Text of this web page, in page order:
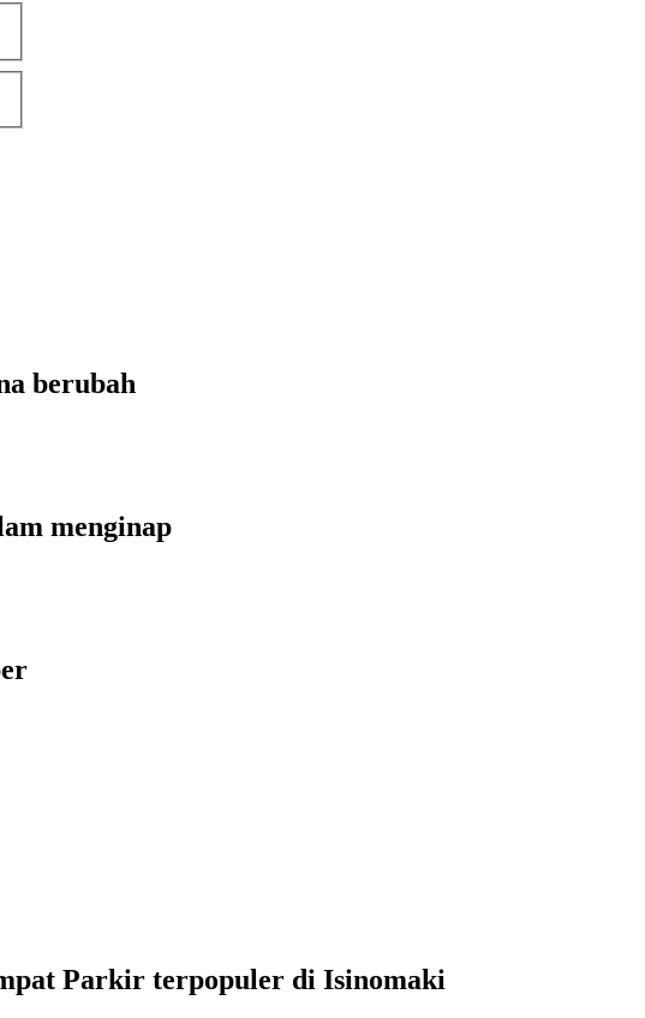
berubah
menginap
Parkir terpopuler di Isinomaki